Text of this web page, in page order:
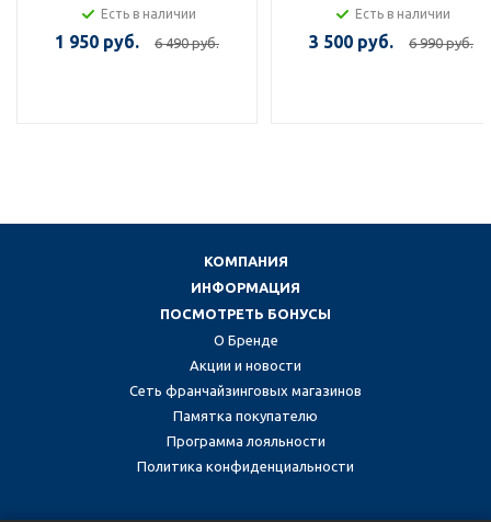
Есть в наличии
1 950 руб. 6 490 руб.
Есть в наличии
3 500 руб. 6 990 руб.
КОМПАНИЯ
ИНФОРМАЦИЯ
ПОСМОТРЕТЬ БОНУСЫ
О Бренде
Акции и новости
Сеть франчайзинговых магазинов
Памятка покупателю
Программа лояльности
Политика конфиденциальности